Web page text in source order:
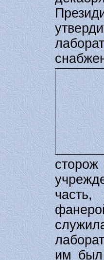
часть,
им был